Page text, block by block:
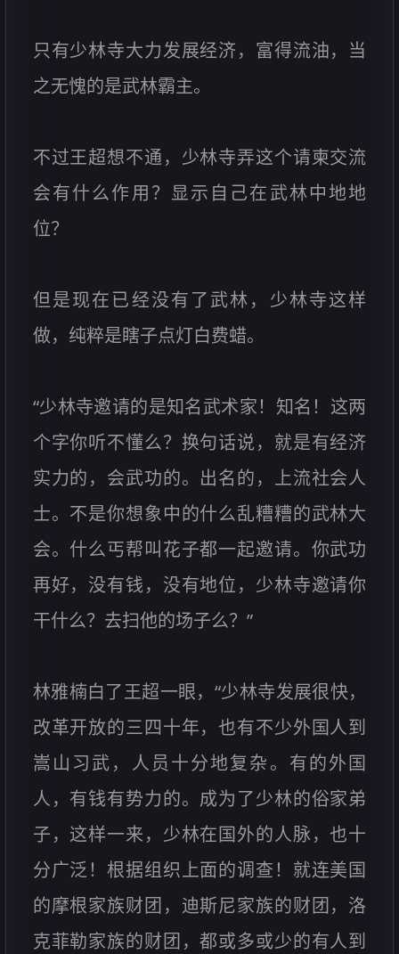
只有少林寺大力发展经济，富得流油，当
之无愧的是武林霸主。
不过王超想不通，少林寺弄这个请柬交流
会有什么作用？显示自己在武林中地地
位？
但是现在已经没有了武林，少林寺这样
做，纯粹是瞎子点灯白费蜡。
“少林寺邀请的是知名武术家！知名！这两
个字你听不懂么？换句话说，就是有经济
实力的，会武功的。出名的，上流社会人
士。不是你想象中的什么乱糟糟的武林大
会。什么丐帮叫花子都一起邀请。你武功
再好，没有钱，没有地位，少林寺邀请你
干什么？去扫他的场子么？”
林雅楠白了王超一眼，“少林寺发展很快，
改革开放的三四十年，也有不少外国人到
嵩山习武，人员十分地复杂。有的外国
人，有钱有势力的。成为了少林的俗家弟
子，这样一来，少林在国外的人脉，也十
分广泛！根据组织上面的调查！就连美国
的摩根家族财团，迪斯尼家族的财团，洛
克菲勒家族的财团，都或多或少的有人到